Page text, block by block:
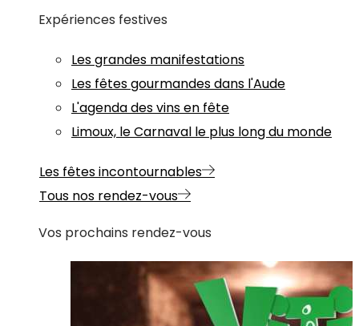
Expériences festives
Les grandes manifestations
Les fêtes gourmandes dans l'Aude
L'agenda des vins en fête
Limoux, le Carnaval le plus long du monde
Les fêtes incontournables
Tous nos rendez-vous
Vos prochains rendez-vous